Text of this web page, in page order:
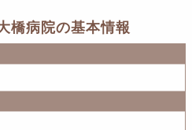
橋病院の基本情報